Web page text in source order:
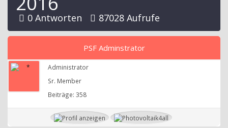
0 Antworten 87028 Aufrufe
PSF Adminstrator
Administrator
Sr. Member
Beiträge: 358